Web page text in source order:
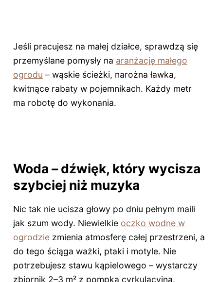
Jeśli pracujesz na małej działce, sprawdzą się
przemyślane pomysły na aranżację małego
ogrodu – wąskie ścieżki, narożna ławka,
kwitnące rabaty w pojemnikach. Każdy metr
ma robotę do wykonania.
Woda – dźwięk, który wycisza
szybciej niż muzyka
Nic tak nie ucisza głowy po dniu pełnym maili
jak szum wody. Niewielkie oczko wodne w
ogrodziezmienia atmosferę całej przestrzeni, a
do tego ściąga ważki, ptaki i motyle. Nie
potrzebujesz stawu kąpielowego – wystarczy
zbiornik 2–3 m² z pompką cyrkulacyjną.